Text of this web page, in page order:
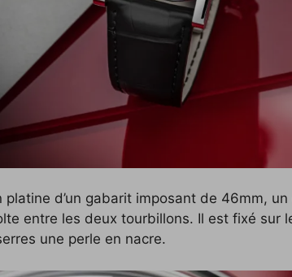
platine d’un gabarit imposant de 46mm,
entre les deux tourbillons. Il est fixé sur
une perle en nacre.